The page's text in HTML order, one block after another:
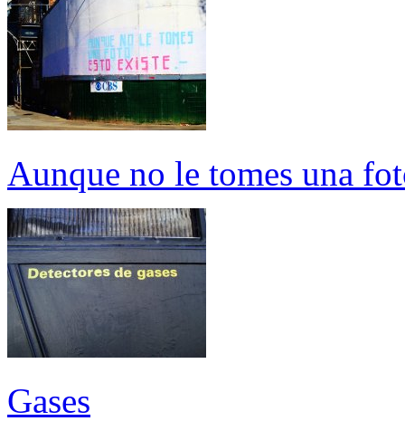
Aunque no le tomes una
Gases